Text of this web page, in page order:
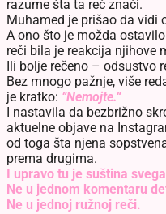
razume šta ta reč znači.
Muhamed je prišao da vidi
A ono što je možda
reči bila je reakcija njihove
Ili bolje rečeno – odsustvo
Bez mnogo pažnje, više
je kratko: “Nemojte.“
I nastavila da bezbrižno
aktuelne objave na
od toga šta njena
prema drugima.
I upravo tu je suština
Ne u jednom komentaru
Ne u jednoj ružnoj reči.